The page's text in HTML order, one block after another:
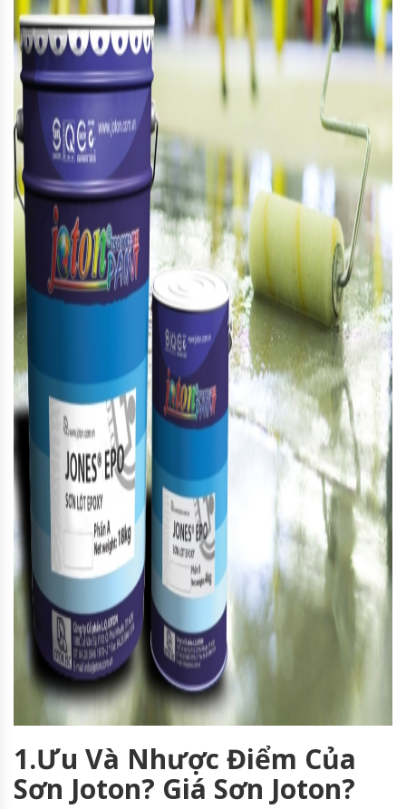
1.Ưu Và Nhược Điểm Của
Sơn Joton? Giá Sơn Joton?